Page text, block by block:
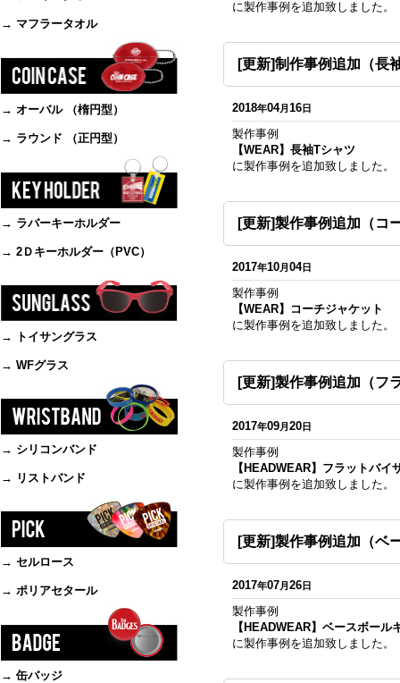
→ マフラータオル
→ オーバル （楕円型）
→ ラウンド （正円型）
→ ラバーキーホルダー
→ 2Ｄキーホルダー（PVC）
→ トイサングラス
→ WFグラス
→ シリコンバンド
→ リストバンド
→ セルロース
→ ポリアセタール
→ 缶バッジ
に製作事例を追加致しました。
[更新]制作事例追加（長
2018年04月16日
製作事例
【WEAR】長袖Tシャツ
に製作事例を追加致しました。
[更新]製作事例追加（コ
2017年10月04日
製作事例
【WEAR】コーチジャケット
に製作事例を追加致しました。
[更新]製作事例追加（フ
2017年09月20日
製作事例
【HEADWEAR】フラットバイ
に製作事例を追加致しました。
[更新]製作事例追加（ベ
2017年07月26日
製作事例
【HEADWEAR】ベースボール
に製作事例を追加致しました。